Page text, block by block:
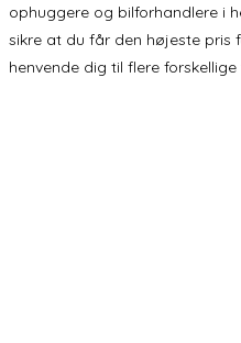
ophuggere og bilforhandlere i
sikre at du får den højeste pris
henvende dig til flere